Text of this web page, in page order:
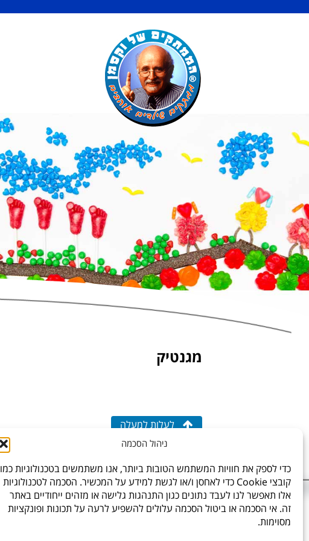
ניהול הסכמה
כדי לספק את חוויות המשתמש הטובות ביותר, אנו משתמשים בטכנולוגיות כמו
קובצי Cookie כדי לאחסן ו/או לגשת למידע על המכשיר. הסכמה לטכנולוגיות
אלו תאפשר לנו לעבד נתונים כגון התנהגות גלישה או מזהים ייחודיים באתר
זה. אי הסכמה או ביטול הסכמה עלולים להשפיע לרעה על תכונות ופונקציות
מסוימות.
מגנטיק
לעלות למעלה